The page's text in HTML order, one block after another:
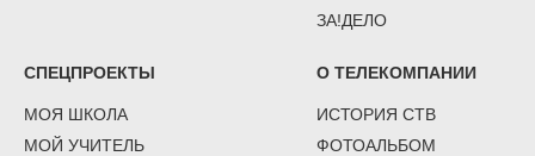
ЗА!ДЕЛО
СПЕЦПРОЕКТЫ
МОЯ ШКОЛА
МОЙ УЧИТЕЛЬ
О ТЕЛЕКОМПАНИИ
ИСТОРИЯ СТВ
ФОТОАЛЬБОМ